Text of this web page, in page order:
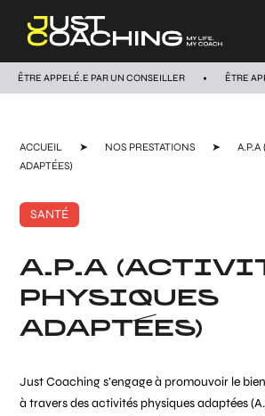
ÊTRE APPELÉ.E PAR UN CONSEILLER ÊTRE
ACCUEIL ➤ NOS PRESTATIONS ➤
A.P.A
ADAPTÉES)
SANTÉ
A.P.A
PHYSIQUES
ADAPTÉES)
Just Coaching s’engage à promouvoir le
à travers des activités physiques adaptées